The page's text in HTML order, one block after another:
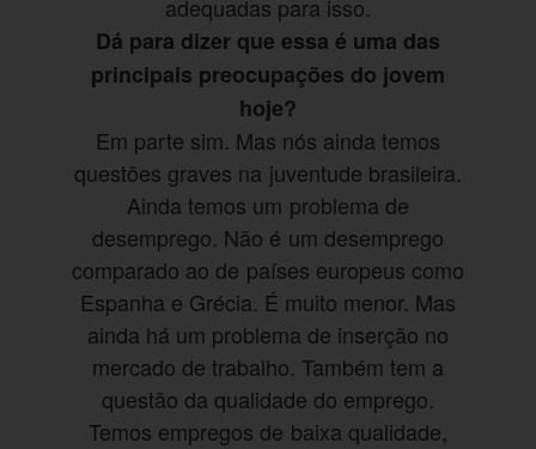
adequadas para isso.
Dá para dizer que essa é uma das
principais preocupações do jovem
hoje?
Em parte sim. Mas nós ainda temos
questões graves na juventude brasileira.
Ainda temos um problema de
desemprego. Não é um desemprego
comparado ao de países europeus como
Espanha e Grécia. É muito menor. Mas
ainda há um problema de inserção no
mercado de trabalho. Também tem a
questão da qualidade do emprego.
Temos empregos de baixa qualidade,